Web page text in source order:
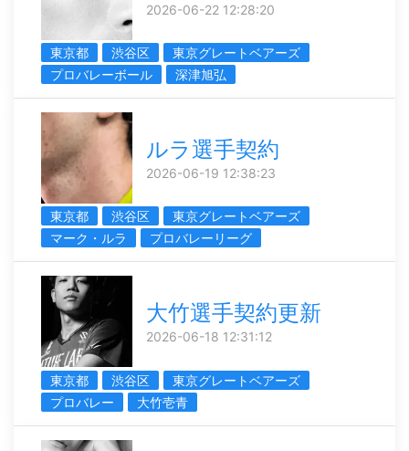
2026-06-22 12:28:20
東京都 渋谷区
東京グレートベアーズ
プロバレーボール
深津旭弘
ルラ選手契約
2026-06-19 12:38:23
東京都 渋谷区
東京グレートベアーズ
マーク・ルラ
プロバレーリーグ
大竹選手契約更新
2026-06-18 12:31:12
東京都 渋谷区
東京グレートベアーズ
プロバレー
大竹壱青